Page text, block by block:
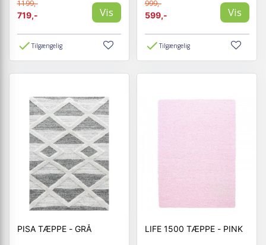
1199,-
719,-
Vis
Tilgængelig
999,-
599,-
Vis
Tilgængelig
PISA TÆPPE - GRÅ LIFE 1500 TÆPPE - PINK